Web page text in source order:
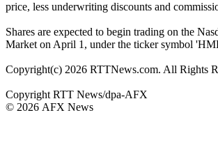
price, less underwriting discounts and
Shares are expected to begin trading on the
Market on April 1, under the ticker symbol
Copyright(c) 2026 RTTNews.com. All Rights
Copyright RTT News/dpa-AFX
© 2026 AFX News